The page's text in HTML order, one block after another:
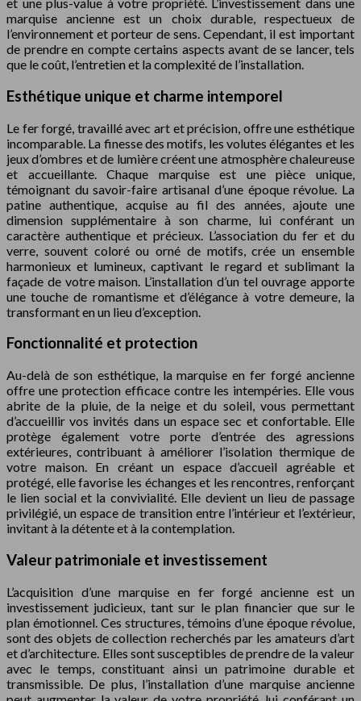
marquise ancienne est un choix durable, respectueux de
l’environnement et porteur de sens. Cependant, il est important
de prendre en compte certains aspects avant de se lancer, tels
que le coût, l’entretien et la complexité de l’installation.
Esthétique unique et charme intemporel
Le fer forgé, travaillé avec art et précision, offre une esthétique
incomparable. La finesse des motifs, les volutes élégantes et les
jeux d’ombres et de lumière créent une atmosphère chaleureuse
et accueillante. Chaque marquise est une pièce unique,
témoignant du savoir-faire artisanal d’une époque révolue. La
patine authentique, acquise au fil des années, ajoute une
dimension supplémentaire à son charme, lui conférant un
caractère authentique et précieux. L’association du fer et du
verre, souvent coloré ou orné de motifs, crée un ensemble
harmonieux et lumineux, captivant le regard et sublimant la
façade de votre maison. L’installation d’un tel ouvrage apporte
une touche de romantisme et d’élégance à votre demeure, la
transformant en un lieu d’exception.
Fonctionnalité et protection
Au-delà de son esthétique, la marquise en fer forgé ancienne
offre une protection efficace contre les intempéries. Elle vous
abrite de la pluie, de la neige et du soleil, vous permettant
d’accueillir vos invités dans un espace sec et confortable. Elle
protège également votre porte d’entrée des agressions
extérieures, contribuant à améliorer l’isolation thermique de
votre maison. En créant un espace d’accueil agréable et
protégé, elle favorise les échanges et les rencontres, renforçant
le lien social et la convivialité. Elle devient un lieu de passage
privilégié, un espace de transition entre l’intérieur et l’extérieur,
invitant à la détente et à la contemplation.
Valeur patrimoniale et investissement
L’acquisition d’une marquise en fer forgé ancienne est un
investissement judicieux, tant sur le plan financier que sur le
plan émotionnel. Ces structures, témoins d’une époque révolue,
sont des objets de collection recherchés par les amateurs d’art
et d’architecture. Elles sont susceptibles de prendre de la valeur
avec le temps, constituant ainsi un patrimoine durable et
transmissible. De plus, l’installation d’une marquise ancienne